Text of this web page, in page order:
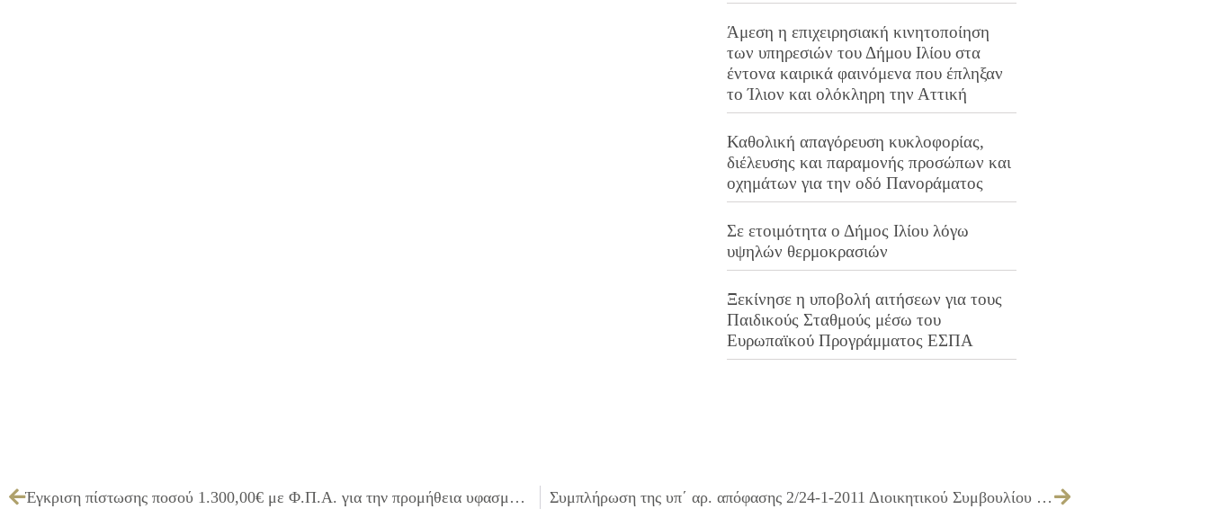
Άμεση η επιχειρησιακή κινητοποίηση
των υπηρεσιών του Δήμου Ιλίου στα
έντονα καιρικά φαινόμενα που έπληξαν
το Ίλιον και ολόκληρη την Αττική
Καθολική απαγόρευση κυκλοφορίας,
διέλευσης και παραμονής προσώπων και
οχημάτων για την οδό Πανοράματος
Σε ετοιμότητα ο Δήμος Ιλίου λόγω
υψηλών θερμοκρασιών
Ξεκίνησε η υποβολή αιτήσεων για τους
Παιδικούς Σταθμούς μέσω του
Ευρωπαϊκού Προγράμματος ΕΣΠΑ
Έγκριση πίστωσης ποσού 1.300,00€ με Φ.Π.Α. για την προμήθεια υφασμάτων για τις ανάγκες των εκδηλώσεων του 2011 Συμπλήρωση της υπ΄ αρ. απόφασης 2/24-1-2011 Διοικητικού Συμβουλίου του ΔΗ.ΚΕ.Π.Α. Ιλίου